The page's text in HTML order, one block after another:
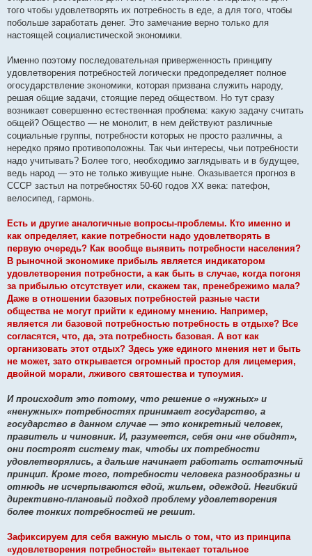
того чтобы удовлетворять их потребность в еде, а для того, чтобы
побольше заработать денег. Это замечание верно только для
настоящей социалистической экономики.
Именно поэтому последовательная приверженность принципу
удовлетворения потребностей логически предопределяет полное
огосударствление экономики, которая призвана служить народу,
решая общие задачи, стоящие перед обществом. Но тут сразу
возникает совершенно естественная проблема: какую задачу считать
общей? Общество — не монолит, в нем действуют различные
социальные группы, потребности которых не просто различны, а
нередко прямо противоположны. Так чьи интересы, чьи потребности
надо учитывать? Более того, необходимо заглядывать и в будущее,
ведь народ — это не только живущие ныне. Оказывается прогноз в
СССР застыл на потребностях 50-60 годов ХХ века: патефон,
велосипед, гармонь.
Есть и другие аналогичные вопросы-проблемы. Кто именно и
как определяет, какие потребности надо удовлетворять в
первую очередь? Как вообще выявить потребности населения?
В рыночной экономике прибыль является индикатором
удовлетворения потребности, а как быть в случае, когда погоня
за прибылью отсутствует или, скажем так, пренебрежимо мала?
Даже в отношении базовых потребностей разные части
общества не могут прийти к единому мнению. Например,
является ли базовой потребностью потребность в отдыхе? Все
согласятся, что, да, эта потребность базовая. А вот как
организовать этот отдых? Здесь уже единого мнения нет и быть
не может, зато открывается огромный простор для лицемерия,
двойной морали, лживого святошества и тупоумия.
И происходит это потому, что решение о «нужных» и
«ненужных» потребностях принимает государство, а
государство в данном случае — это конкретный человек,
правитель и чиновник. И, разумеется, себя они «не обидят»,
они построят систему так, чтобы их потребности
удовлетворялись, а дальше начинает работать остаточный
принцип. Кроме того, потребности человека разнообразны и
отнюдь не исчерпываются едой, жильем, одеждой. Негибкий
директивно-плановый подход проблему удовлетворения
более тонких потребностей не решит.
Зафиксируем для себя важную мысль о том, что из принципа
«удовлетворения потребностей» вытекает тотальное